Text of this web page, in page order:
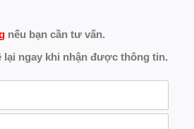
nếu bạn cần tư vấn.
lại ngay khi nhận được thông tin.